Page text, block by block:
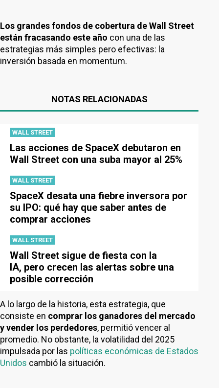
Los grandes fondos de cobertura de Wall Street
están fracasando este año con una de las
estrategias más simples pero efectivas: la
inversión basada en momentum.
NOTAS RELACIONADAS
WALL STREET
Las acciones de SpaceX debutaron en
Wall Street con una suba mayor al 25%
WALL STREET
SpaceX desata una fiebre inversora por
su IPO: qué hay que saber antes de
comprar acciones
WALL STREET
Wall Street sigue de fiesta con la
IA, pero crecen las alertas sobre una
posible corrección
A lo largo de la historia, esta estrategia, que
consiste en comprar los ganadores del mercado
y vender los perdedores, permitió vencer al
promedio. No obstante, la volatilidad del 2025
impulsada por las políticas económicas de Estados
Unidos cambió la situación.